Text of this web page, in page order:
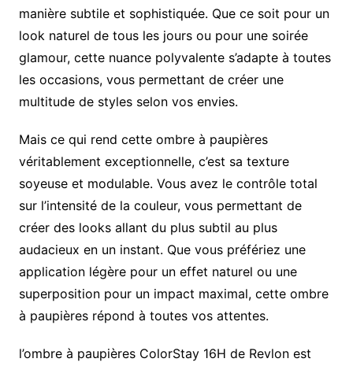
manière subtile et sophistiquée. Que ce soit pour un
look naturel de tous les jours ou pour une soirée
glamour, cette nuance polyvalente s’adapte à toutes
les occasions, vous permettant de créer une
multitude de styles selon vos envies.
Mais ce qui rend cette ombre à paupières
véritablement exceptionnelle, c’est sa texture
soyeuse et modulable. Vous avez le contrôle total
sur l’intensité de la couleur, vous permettant de
créer des looks allant du plus subtil au plus
audacieux en un instant. Que vous préfériez une
application légère pour un effet naturel ou une
superposition pour un impact maximal, cette ombre
à paupières répond à toutes vos attentes.
l’ombre à paupières ColorStay 16H de Revlon est